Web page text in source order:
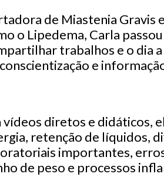
de Miastenia Gravis
o Lipedema, Carla
trabalhos e o dia
e
vídeos diretos e didáticos,
retenção de líquidos,
importantes,
de peso e processos